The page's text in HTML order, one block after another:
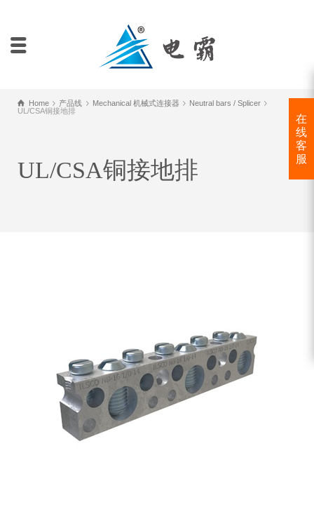
Home 产品线 Mechanical 机械式连接器
Neutral bars / Splicer
UL/CSA铜接地排
UL/CSA铜接地排
在
线
客
服